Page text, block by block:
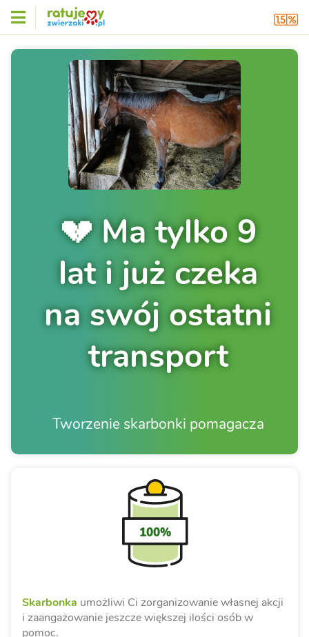
💔 Ma tylko 9
lat i już czeka
na swój ostatni
transport
Tworzenie skarbonki pomagacza
100%
Skarbonka umożliwi Ci zorganizowanie własnej akcji
i zaangażowanie jeszcze większej ilości osób w
pomoc.